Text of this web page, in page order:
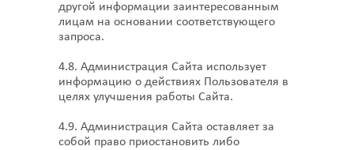
другой информации заинтересованным
лицам на основании соответствующего
запроса.
4.8. Администрация Сайта использует
информацию о действиях Пользователя в
целях улучшения работы Сайта.
4.9. Администрация Сайта оставляет за
собой право приостановить либо